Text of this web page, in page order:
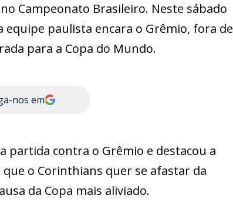
Campeonato Brasileiro. Neste sábado
equipe paulista encara o Grêmio, fora de
para a Copa do Mundo.
nos em
partida contra o Grêmio e destacou a
o Corinthians quer se afastar da
da Copa mais aliviado.